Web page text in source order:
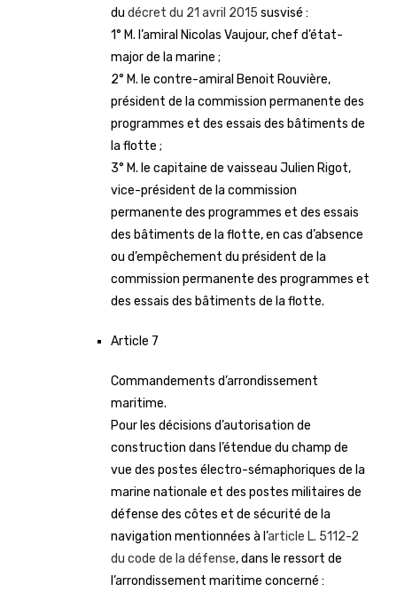
du décret du 21 avril 2015 susvisé :
1° M. l’amiral Nicolas Vaujour, chef d’état-
major de la marine ;
2° M. le contre-amiral Benoit Rouvière,
président de la commission permanente des
programmes et des essais des bâtiments de
la flotte ;
3° M. le capitaine de vaisseau Julien Rigot,
vice-président de la commission
permanente des programmes et des essais
des bâtiments de la flotte, en cas d’absence
ou d’empêchement du président de la
commission permanente des programmes et
des essais des bâtiments de la flotte.
Article 7
Commandements d’arrondissement
maritime.
Pour les décisions d’autorisation de
construction dans l’étendue du champ de
vue des postes électro-sémaphoriques de la
marine nationale et des postes militaires de
défense des côtes et de sécurité de la
navigation mentionnées à l’article L. 5112-2
du code de la défense, dans le ressort de
l’arrondissement maritime concerné :